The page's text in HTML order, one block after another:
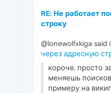
RE: Не работает
строку
@lonewolfxkiga said
через адресную
короче, просто
меняешь
примеру на